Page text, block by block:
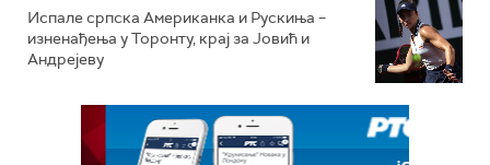
Испале српска Американка и Рускиња –
изненађења у Торонту, крај за Јовић и
Андрејеву